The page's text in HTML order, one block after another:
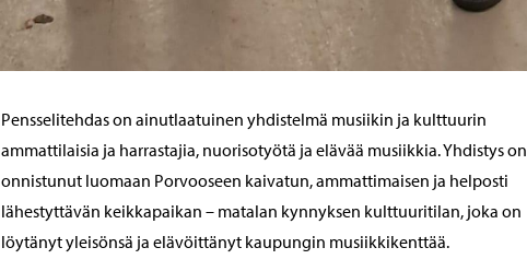
Pensselitehdas on ainutlaatuinen yhdistelmä musiikin ja kulttuurin
ammattilaisia ja harrastajia, nuorisotyötä ja elävää musiikkia. Yhdistys on
onnistunut luomaan Porvooseen kaivatun, ammattimaisen ja helposti
lähestyttävän keikkapaikan – matalan kynnyksen kulttuuritilan, joka on
löytänyt yleisönsä ja elävöittänyt kaupungin musiikkikenttää.